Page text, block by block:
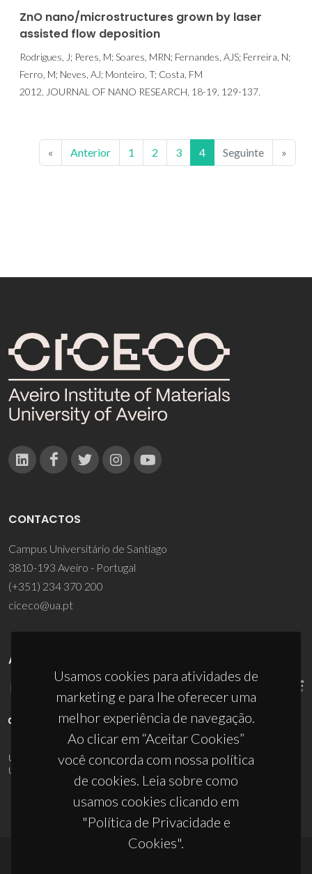
ZnO nano/microstructures grown by laser
assisted flow deposition
Rodrigues, J; Peres, M; Soares, MRN; Fernandes, AJS; Ferreira, N;
Ferro, M; Neves, AJ; Monteiro, T; Costa, FM
2012, JOURNAL OF NANO RESEARCH, 18-19, 129-137.
« Anterior 1 2 3 4 Seguinte »
Usamos cookies para atividades de
marketing e para lhe oferecer uma
melhor experiência de navegação.
Ao clicar em “Aceitar Cookies”
você concorda com nossa política
de cookies. Leia sobre como
usamos cookies clicando em
"Política de Privacidade e
Cookies".
CONTACTOS
Campus Universitário de Santiago
3810-193 Aveiro - Portugal
(+351) 234 370 200
ciceco@ua.pt
APOIOS
UID/PRR/50011/2025(DOI:10.54499/UID/PRR/50011/2025) &
UID/PRR2/50011/2025
10.54499/UID/PRR2/50011/2025